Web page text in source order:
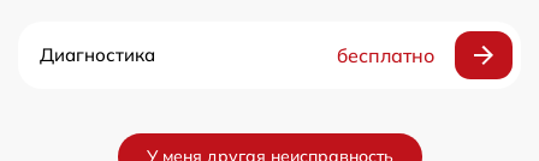
Диагностика бесплатно
У меня другая неисправность